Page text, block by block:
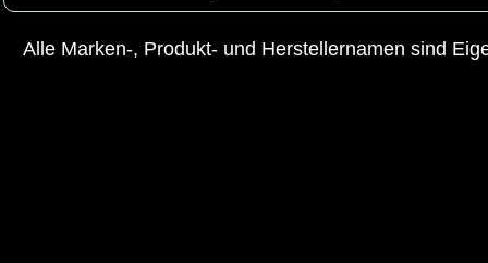
Alle Marken-, Produkt- und Herstellernamen sind